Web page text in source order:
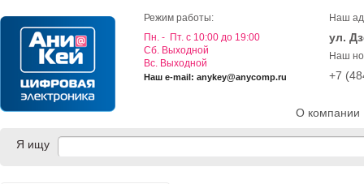
О компании
Режим работы:
Пн. - Пт. с 10:00 до 19:00
Cб. Выходной
Вс. Выходной
Наш e-mail: anykey@anycomp.ru
Наш
ул.
Наш
+7
Я ищу